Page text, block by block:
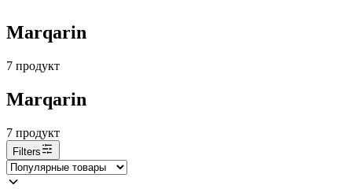
Marqarin
7 продукт
Marqarin
7 продукт
Filters